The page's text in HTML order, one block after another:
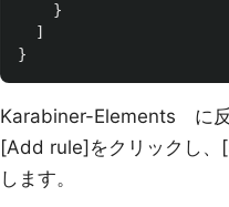
}
]
}
Karabiner-Elements に
[Add rule]をクリックし
します。